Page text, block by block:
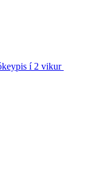
í 2 vikur